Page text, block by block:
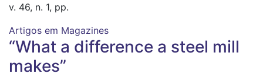
v. 46, n. 1, pp.
Artigos em Magazines
“What a difference a steel mill
makes”